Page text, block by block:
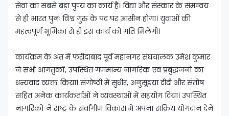
सेवा का सबसे बड़ा पुण्य का कार्य है। विद्या और संस्कार के समन्वय
से ही भारत पुनः विश्व गुरु के पद पर आसीन होगा। युवाओं की
महत्वपूर्ण भूमिका से ही इस कार्य को गति मिलेगी।
कार्यक्रम के अंत में फरीदाबाद पूर्व महानगर संघचालक उमेश कुमार
ने सभी आगंतुकों, उपस्थित गणमान्य नागरिक एवं प्रबुद्धजनों का
धन्यवाद व्यक्त किया। संगोष्ठी में सुधीर, अनुसूइया दीदी और संतोष
सहित अनेक कार्यकर्ताओं ने व्यवस्थाओं में सहयोग दिया। उपस्थित
नागरिकों ने राष्ट्र के सर्वांगीण विकास में अपना सक्रिय योगदान देने